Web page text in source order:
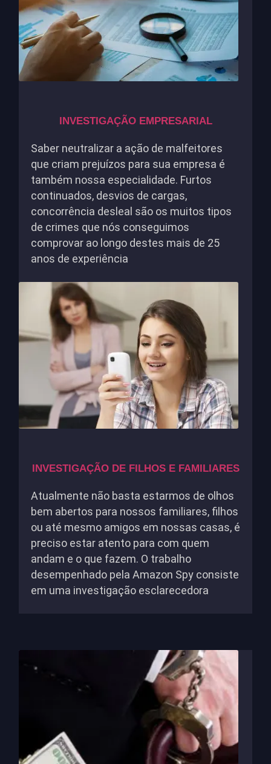
INVESTIGAÇÃO EMPRESARIAL
Saber neutralizar a ação de malfeitores
que criam prejuízos para sua empresa é
também nossa especialidade. Furtos
continuados, desvios de cargas,
concorrência desleal são os muitos tipos
de crimes que nós conseguimos
comprovar ao longo destes mais de 25
anos de experiência
INVESTIGAÇÃO DE FILHOS E FAMILIARES
Atualmente não basta estarmos de olhos
bem abertos para nossos familiares, filhos
ou até mesmo amigos em nossas casas, é
preciso estar atento para com quem
andam e o que fazem. O trabalho
desempenhado pela Amazon Spy consiste
em uma investigação esclarecedora